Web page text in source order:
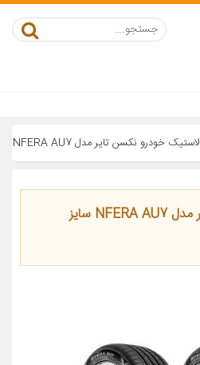
لاستیک خودرو نکسن تایر مدل NFERA AU7 سایز 275/35/18 – دو حلقه
لاستیک خودرو نکسن تایر مدل NFERA AU7 سایز